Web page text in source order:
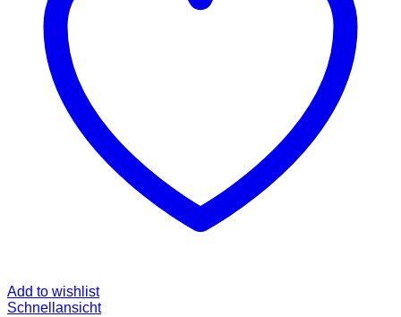
Add to wishlist
Schnellansicht